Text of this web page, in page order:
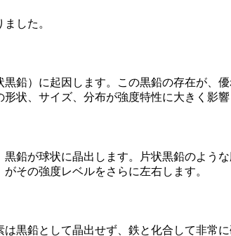
した。
鉛）に起因します。この黒鉛の存在が、
状、サイズ、分布が強度特性に大きく影響
鉛が球状に晶出します。片状黒鉛のよう
その強度レベルをさらに左右します。
黒鉛として晶出せず、鉄と化合して非常